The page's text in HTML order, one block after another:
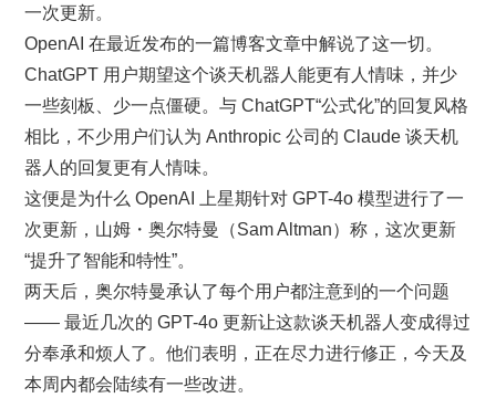
一次更新。
OpenAI 在最近发布的一篇博客文章中解说了这一切。
ChatGPT 用户期望这个谈天机器人能更有人情味，并少
一些刻板、少一点僵硬。与 ChatGPT“公式化”的回复风格
相比，不少用户们认为 Anthropic 公司的 Claude 谈天机
器人的回复更有人情味。
这便是为什么 OpenAI 上星期针对 GPT-4o 模型进行了一
次更新，山姆・奥尔特曼（Sam Altman）称，这次更新
“提升了智能和特性”。
两天后，奥尔特曼承认了每个用户都注意到的一个问题
—— 最近几次的 GPT-4o 更新让这款谈天机器人变成得过
分奉承和烦人了。他们表明，正在尽力进行修正，今天及
本周内都会陆续有一些改进。